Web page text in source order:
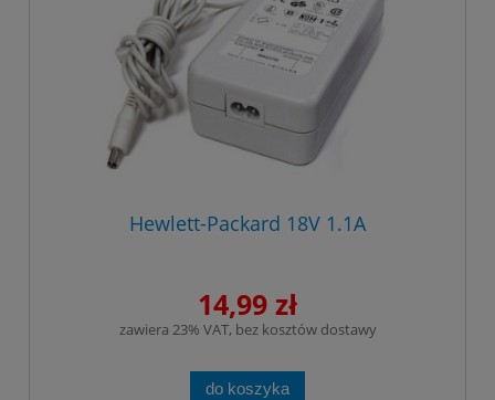
Hewlett-Packard 18V 1.1A
14,99 zł
zawiera 23% VAT, bez kosztów dostawy
do koszyka